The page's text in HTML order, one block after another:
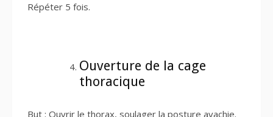
Répéter 5 fois.
Ouverture de la cage
thoracique
But : Ouvrir le thorax, soulager la posture avachie.